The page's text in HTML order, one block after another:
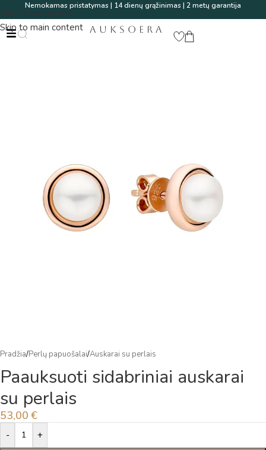
Skip to navigation
Skip to main content
Nemokamas pristatymas | 14 dienų grąžinimas | 2 metų garantija
AUKSOERA
Pradžia/Perlų papuošalai/Auskarai su perlais
Paauksuoti sidabriniai auskarai
su perlais
53,00 €
- +
Alternative: